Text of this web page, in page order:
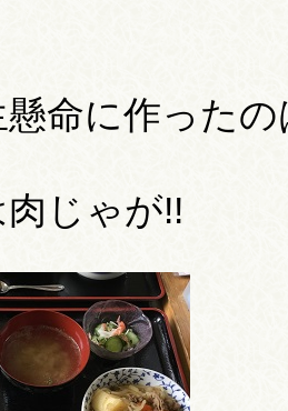
懸命に作った
じゃが!!